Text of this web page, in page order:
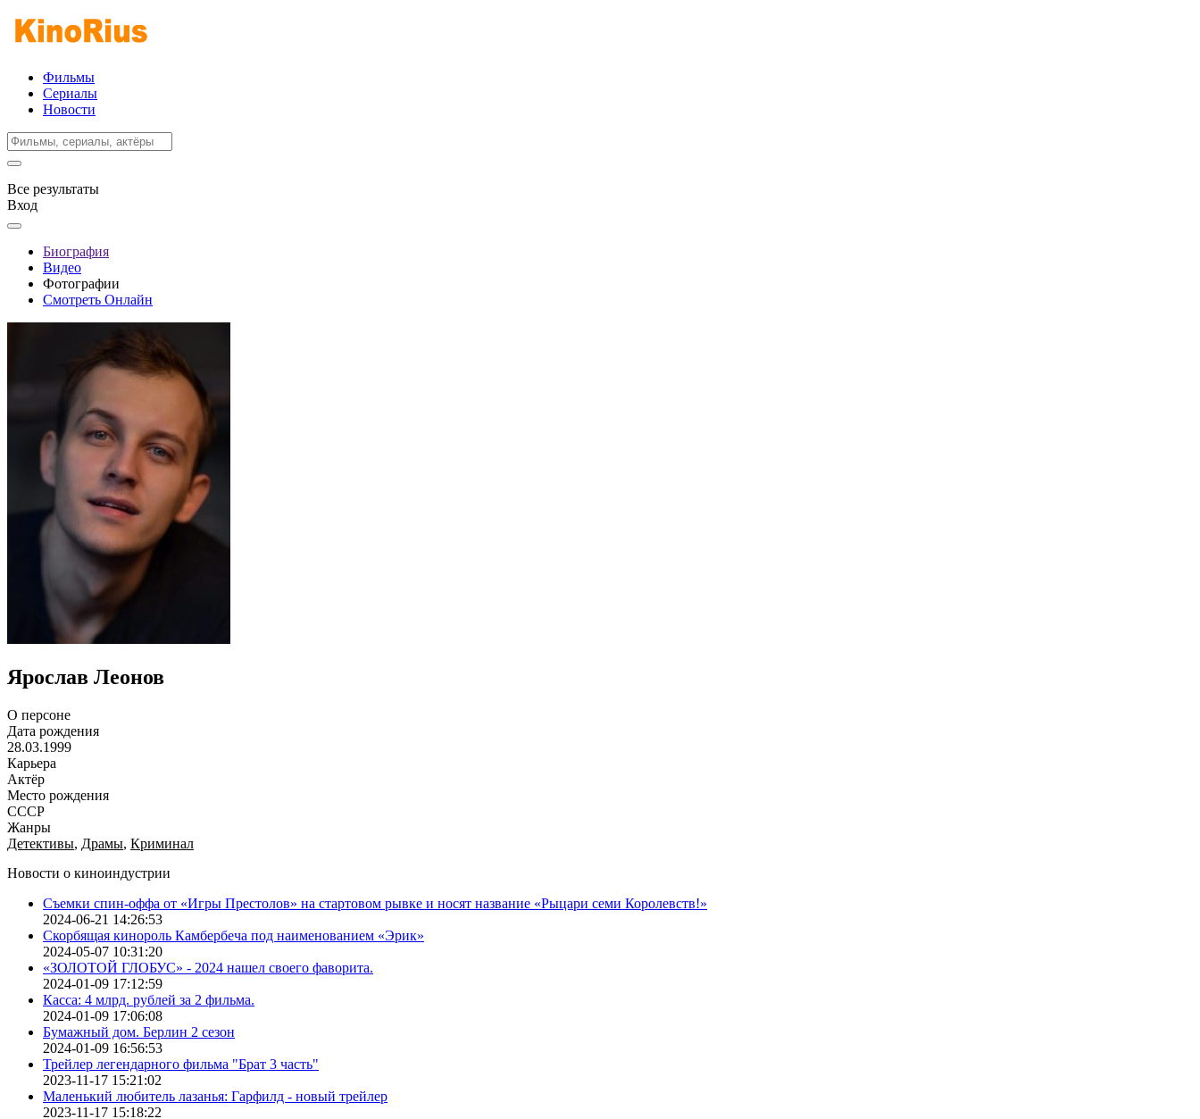
Фильмы
Сериалы
Новости
Все результаты
Вход
Биография
Видео
Фотографии
Смотреть Онлайн
Ярослав Леонов
О персоне
Дата рождения
28.03.1999
Карьера
Актёр
Место рождения
СССР
Жанры
Детективы, Драмы, Криминал
Новости о киноиндустрии
Съемки спин-оффа от «Игры Престолов» на стартовом рывке и носят название «Рыцари семи Королевств!»
2024-06-21 14:26:53
Скорбящая кинороль Камбербеча под наименованием «Эрик»
2024-05-07 10:31:20
«ЗОЛОТОЙ ГЛОБУС» - 2024 нашел своего фаворита.
2024-01-09 17:12:59
Касса: 4 млрд. рублей за 2 фильма.
2024-01-09 17:06:08
Бумажный дом. Берлин 2 сезон
2024-01-09 16:56:53
Трейлер легендарного фильма "Брат 3 часть"
2023-11-17 15:21:02
Маленький любитель лазанья: Гарфилд - новый трейлер
2023-11-17 15:18:22